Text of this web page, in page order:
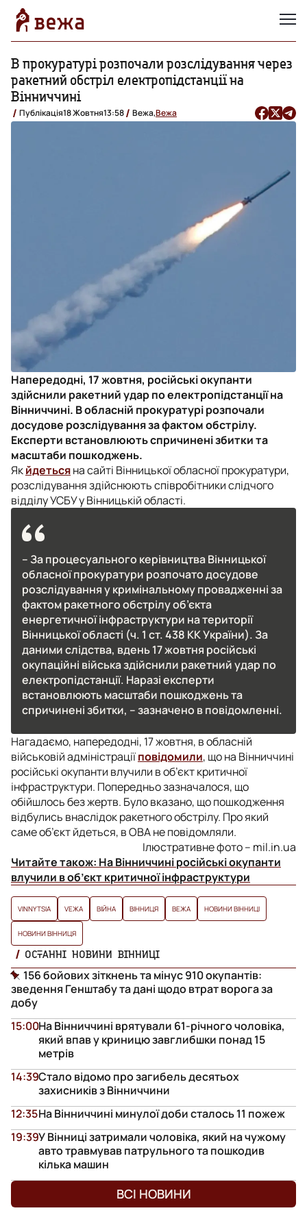
В прокуратурі розпочали розслідування через
ракетний обстріл електропідстанції на
Вінниччині
Публікація18 Жовтня13:58 Вежа,Вежа
Напередодні, 17 жовтня, російські окупанти
здійснили ракетний удар по електропідстанції на
Вінниччині. В обласній прокуратурі розпочали
досудове розслідування за фактом обстрілу.
Експерти встановлюють спричинені збитки та
масштаби пошкоджень.
Якйдетьсяна сайті Вінницької обласної прокуратури,
розслідування здійснюють співробітники слідчого
відділу УСБУ у Вінницькій області.
– За процесуального керівництва Вінницької
обласної прокуратури розпочато досудове
розслідування у кримінальному провадженні за
фактом ракетного обстрілу об’єкта
енергетичної інфраструктури на території
Вінницької області (ч. 1 ст. 438 КК України). За
даними слідства, вдень 17 жовтня російські
окупаційні війська здійснили ракетний удар по
електропідстанції. Наразі експерти
встановлюють масштаби пошкоджень та
спричинені збитки, – зазначено в повідомленні.
Нагадаємо, напередодні, 17 жовтня, в обласній
військовій адміністраціїповідомили, що на Вінниччині
російські окупанти влучили в об’єкт критичної
інфраструктури. Попередньо зазначалося, що
обійшлось без жертв. Було вказано, що пошкодження
відбулись внаслідок ракетного обстрілу. Про який
саме об’єкт йдеться, в ОВА не повідомляли.
Ілюстративне фото – mil.in.ua
Читайте також: На Вінниччині російські окупанти
влучили в об’єкт критичної інфраструктури
VINNYTSIA VЕЖА ВІЙНА ВІННИЦЯ ВЕЖА НОВИНИ ВІННИЦІ
НОВИНИ ВІННИЦЯ
ОСТАННІ НОВИНИ ВІННИЦІ
156 бойових зіткнень та мінус 910 окупантів:
зведення Генштабу та дані щодо втрат ворога за
добу
На Вінниччині врятували 61-річного чоловіка,
який впав у криницю завглибшки понад 15
метрів
15:00
Стало відомо про загибель десятьох
захисників з Вінниччини
14:39
На Вінниччині минулої доби сталось 11 пожеж
12:35
У Вінниці затримали чоловіка, який на чужому
авто травмував патрульного та пошкодив
кілька машин
19:39
ВСІ НОВИНИ